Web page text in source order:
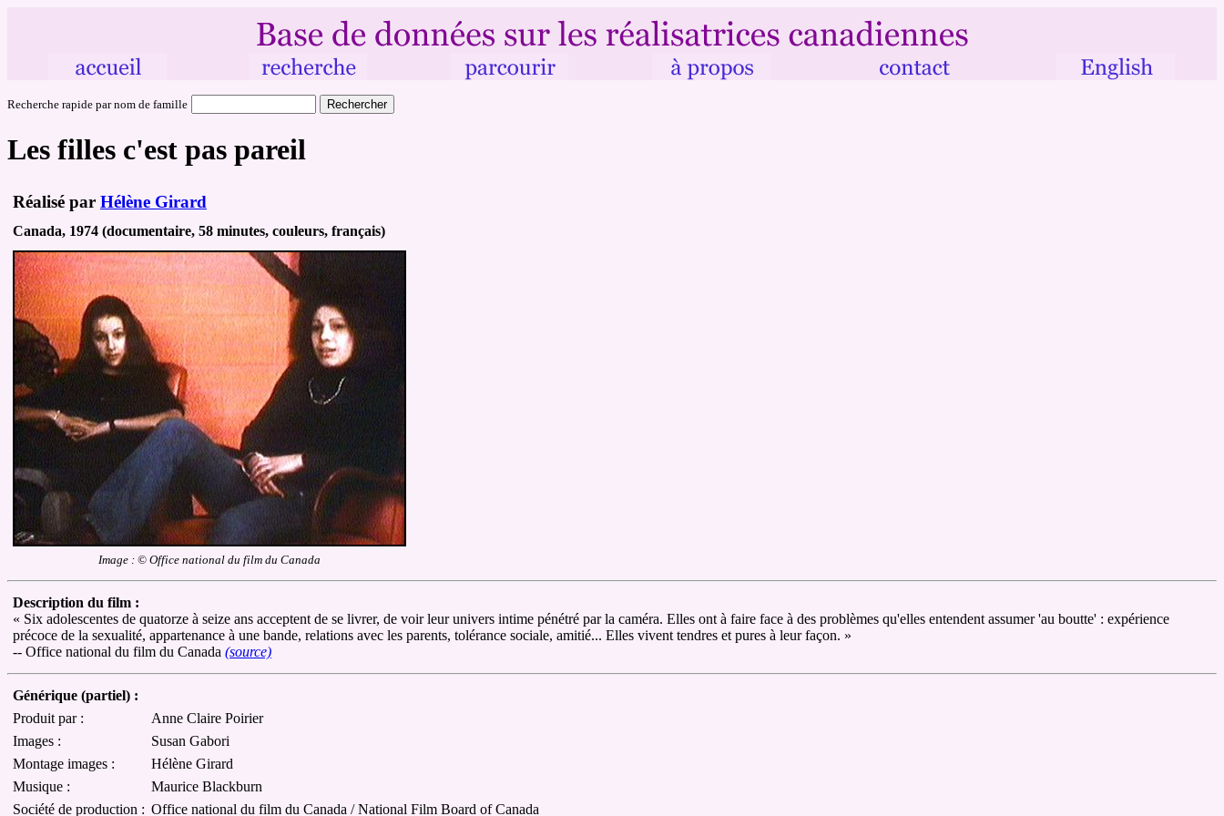
Recherche rapide par nom de famille
Les filles c'est pas pareil
Réalisé par Hélène Girard
Canada, 1974 (documentaire, 58 minutes, couleurs, français)
Image : © Office national du film du Canada
Description du film :
« Six adolescentes de quatorze à seize ans acceptent de se livrer, de voir leur univers intime pénétré par la caméra. Elles ont à faire face à des problèmes qu'elles entendent assumer 'au boutte' : expérience
précoce de la sexualité, appartenance à une bande, relations avec les parents, tolérance sociale, amitié... Elles vivent tendres et pures à leur façon. »
-- Office national du film du Canada (source)
Générique (partiel) :
Produit par :
Anne Claire Poirier
Images :
Susan Gabori
Montage images :
Hélène Girard
Musique :
Maurice Blackburn
Société de production : Office national du film du Canada / National Film Board of Canada